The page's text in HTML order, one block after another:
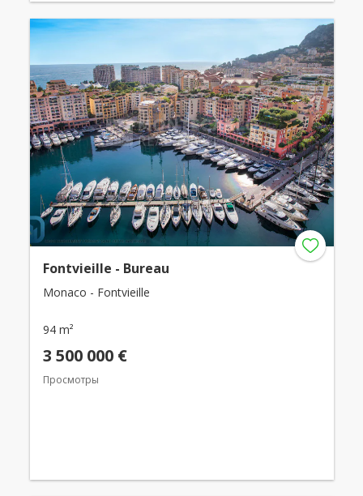
Fontvieille - Bureau
Monaco - Fontvieille
94 m²
3 500 000 €
Просмотры